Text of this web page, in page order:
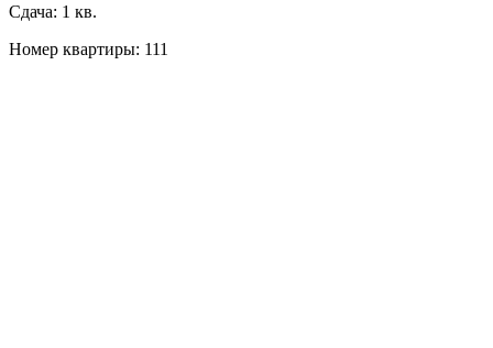
Сдача: 1 кв.
Номер квартиры: 111